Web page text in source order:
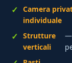
Camera
individuale
Strutture
verticali
—